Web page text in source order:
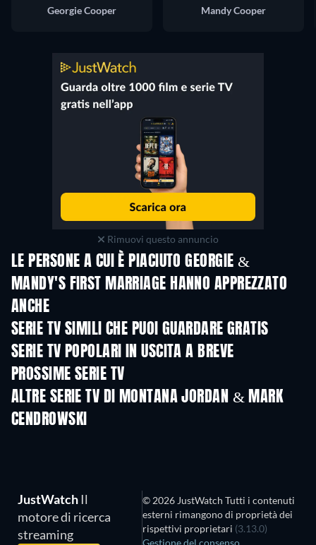
Georgie Cooper
Mandy Cooper
Rimuovi questo annuncio
LE PERSONE A CUI È PIACIUTO GEORGIE &
MANDY'S FIRST MARRIAGE HANNO APPREZZATO
ANCHE
SERIE TV SIMILI CHE PUOI GUARDARE GRATIS
TV
SERIE TV POPOLARI IN USCITA A BREVE
TV TV
PROSSIME SERIE TV
Stagione 6
ALTRE SERIE TV DI MONTANA JORDAN & MARK
CENDROWSKI
JustWatch Il
motore di ricerca
streaming
© 2026 JustWatch Tutti i contenuti
esterni rimangono di proprietà dei
rispettivi proprietari (3.13.0)